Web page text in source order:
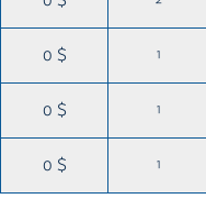
1
0 $
1
0 $
1
0 $